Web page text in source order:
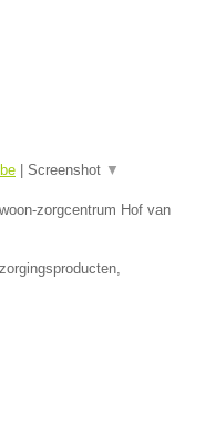
Screenshot ▼
zorgcentrum Hof van